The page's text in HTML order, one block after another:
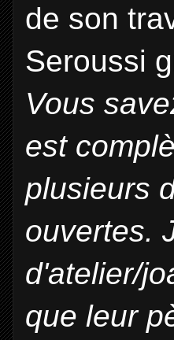
de son
Seroussi
Vous
est
plusieurs
ouvertes.
d'atelier/
que leur